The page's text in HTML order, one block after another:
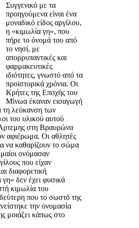
Συγγενικό με τα
προηγούμενα είναι ένα
μοναδικό είδος αργίλου,
η «κιμωλία γη», που
πήρε το όνομά του από
το νησί, με
απορρυπαντικές και
φαρμακευτικές
ιδιότητες, γνωστό από τα
προϊστορικά χρόνια. Οι
Κρήτες της Εποχής του
Μίνωα έκαναν εισαγωγή
τη λεύκανση των
του υλικού αυτού
στη Βραυρώνα
αφιέρωμα. Οι αθλητές
να καθαρίζουν το σώμα
ονόμασαν
που είχαν
διαφορετική
δεν έχει φυσικά
κιμωλία του
που το σωστό της
την ονομασία
μοιάζει κάπως στο